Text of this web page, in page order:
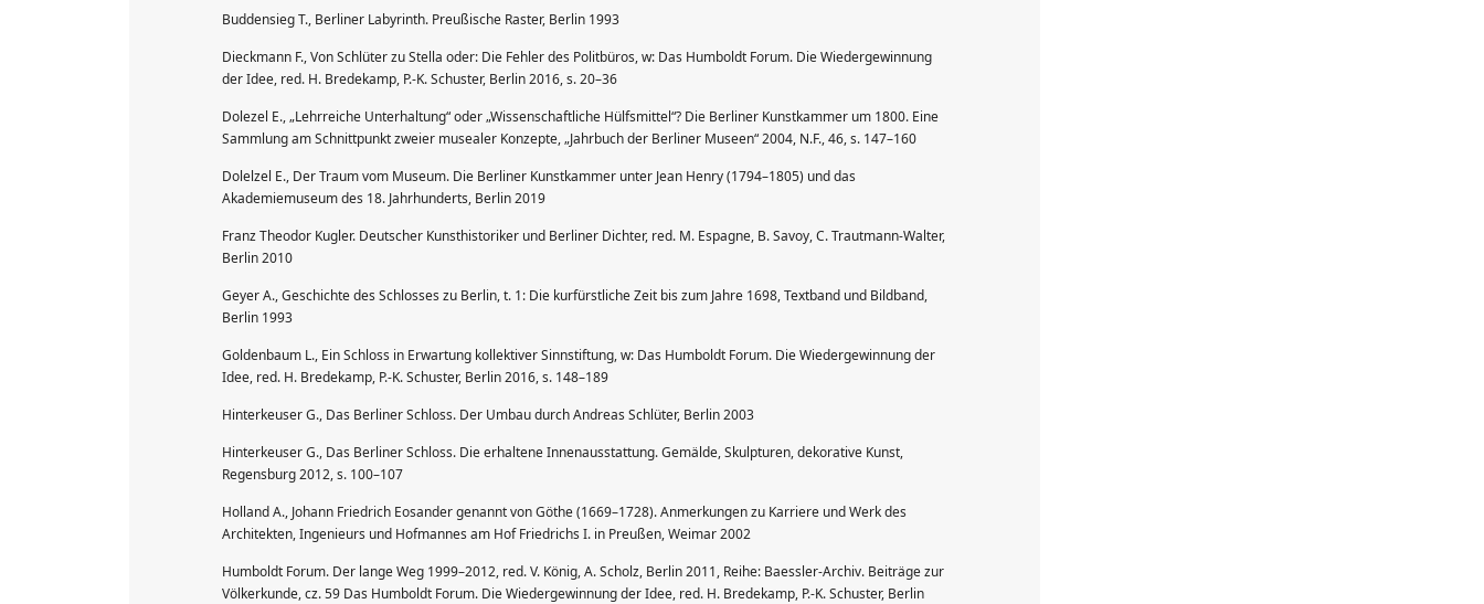
Buddensieg T., Berliner Labyrinth. Preußische Raster, Berlin 1993
Dieckmann F., Von Schlüter zu Stella oder: Die Fehler des Politbüros, w: Das Humboldt Forum. Die Wiedergewinnung
der Idee, red. H. Bredekamp, P.-K. Schuster, Berlin 2016, s. 20–36
Dolezel E., „Lehrreiche Unterhaltung“ oder „Wissenschaftliche Hülfsmittel“? Die Berliner Kunstkammer um 1800. Eine
Sammlung am Schnittpunkt zweier musealer Konzepte, „Jahrbuch der Berliner Museen“ 2004, N.F., 46, s. 147–160
Dolelzel E., Der Traum vom Museum. Die Berliner Kunstkammer unter Jean Henry (1794–1805) und das
Akademiemuseum des 18. Jahrhunderts, Berlin 2019
Franz Theodor Kugler. Deutscher Kunsthistoriker und Berliner Dichter, red. M. Espagne, B. Savoy, C. Trautmann-Walter,
Berlin 2010
Geyer A., Geschichte des Schlosses zu Berlin, t. 1: Die kurfürstliche Zeit bis zum Jahre 1698, Textband und Bildband,
Berlin 1993
Goldenbaum L., Ein Schloss in Erwartung kollektiver Sinnstiftung, w: Das Humboldt Forum. Die Wiedergewinnung der
Idee, red. H. Bredekamp, P.-K. Schuster, Berlin 2016, s. 148–189
Hinterkeuser G., Das Berliner Schloss. Der Umbau durch Andreas Schlüter, Berlin 2003
Hinterkeuser G., Das Berliner Schloss. Die erhaltene Innenausstattung. Gemälde, Skulpturen, dekorative Kunst,
Regensburg 2012, s. 100–107
Holland A., Johann Friedrich Eosander genannt von Göthe (1669–1728). Anmerkungen zu Karriere und Werk des
Architekten, Ingenieurs und Hofmannes am Hof Friedrichs I. in Preußen, Weimar 2002
Humboldt Forum. Der lange Weg 1999–2012, red. V. König, A. Scholz, Berlin 2011, Reihe: Baessler-Archiv. Beiträge zur
Völkerkunde, cz. 59 Das Humboldt Forum. Die Wiedergewinnung der Idee, red. H. Bredekamp, P.-K. Schuster, Berlin